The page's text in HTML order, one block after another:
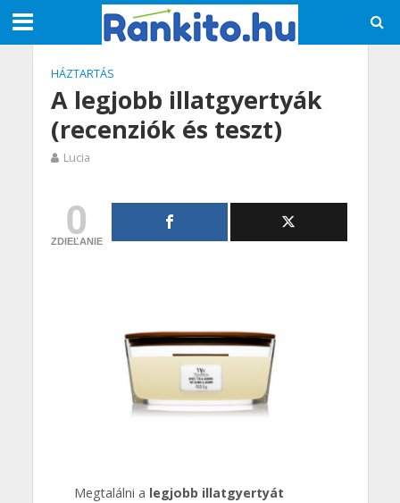
HÁZTARTÁS
A legjobb illatgyertyák
(recenziók és teszt)
Lucia
0
ZDIEĽANIE
Megtalálni a legjobb illatgyertyát